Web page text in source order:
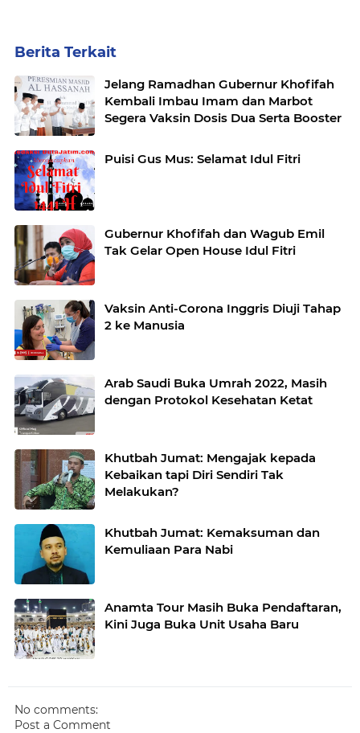
Berita Terkait
Jelang Ramadhan Gubernur Khofifah
Kembali Imbau Imam dan Marbot
Segera Vaksin Dosis Dua Serta Booster
Puisi Gus Mus: Selamat Idul Fitri
Gubernur Khofifah dan Wagub Emil
Tak Gelar Open House Idul Fitri
Vaksin Anti-Corona Inggris Diuji Tahap
2 ke Manusia
Arab Saudi Buka Umrah 2022, Masih
dengan Protokol Kesehatan Ketat
Khutbah Jumat: Mengajak kepada
Kebaikan tapi Diri Sendiri Tak
Melakukan?
Khutbah Jumat: Kemaksuman dan
Kemuliaan Para Nabi
Anamta Tour Masih Buka Pendaftaran,
Kini Juga Buka Unit Usaha Baru
No comments:
Post a Comment